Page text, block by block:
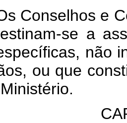
e
se a
não
ou que